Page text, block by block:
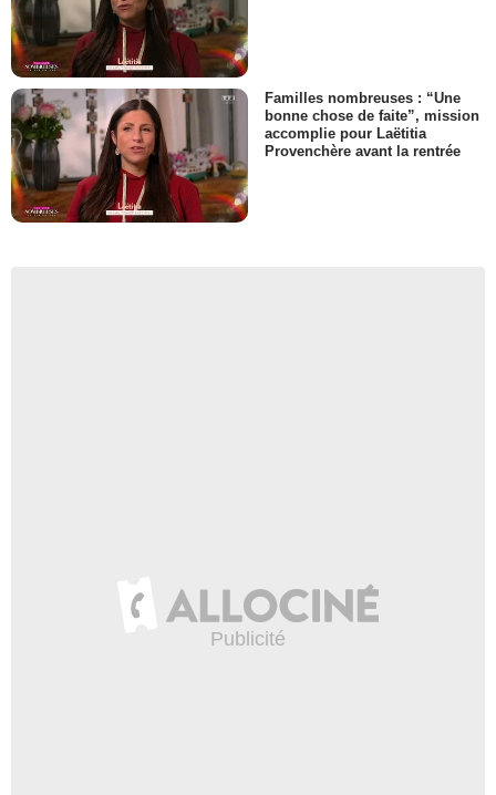
Familles nombreuses : “Une
bonne chose de faite”, mission
accomplie pour Laëtitia
Provenchère avant la rentrée